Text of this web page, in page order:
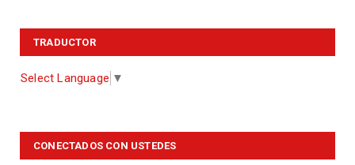
TRADUCTOR
Select Language ▼
CONECTADOS CON USTEDES